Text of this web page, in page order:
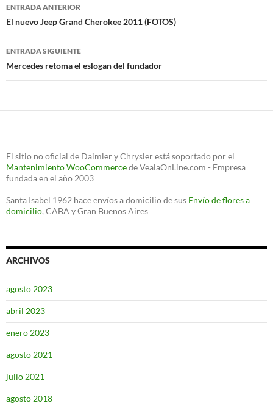
de
entradas
ENTRADA ANTERIOR
El nuevo Jeep Grand Cherokee 2011 (FOTOS)
ENTRADA SIGUIENTE
Mercedes retoma el eslogan del fundador
El sitio no oficial de Daimler y Chrysler está soportado por el
Mantenimiento WooCommercede VealaOnLine.com - Empresa
fundada en el año 2003
Santa Isabel 1962 hace envíos a domicilio de sus Envío de flores a
domicilio, CABA y Gran Buenos Aires
ARCHIVOS
agosto 2023
abril 2023
enero 2023
agosto 2021
julio 2021
agosto 2018